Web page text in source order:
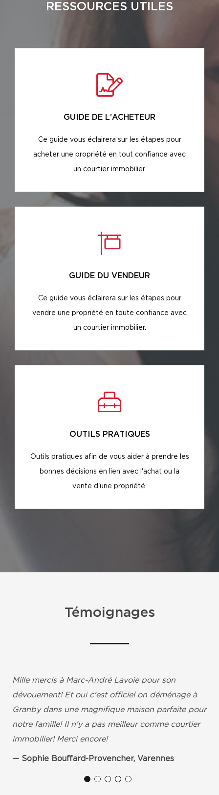
RESSOURCES UTILES
GUIDE DE L'ACHETEUR
Ce guide vous éclairera sur les étapes pour
acheter une propriété en tout confiance avec
un courtier immobilier.
GUIDE DU VENDEUR
Ce guide vous éclairera sur les étapes pour
vendre une propriété en toute confiance avec
un courtier immobilier.
OUTILS PRATIQUES
Outils pratiques afin de vous aider à prendre les
bonnes décisions en lien avec l'achat ou la
vente d'une propriété.
Témoignages
Mille mercis à Marc-André Lavoie pour son
dévouement! Et oui c'est officiel on déménage à
Granby dans une magnifique maison parfaite pour
notre famille! Il n'y a pas meilleur comme courtier
immobilier! Merci encore!
Sophie Bouffard-Provencher, Varennes